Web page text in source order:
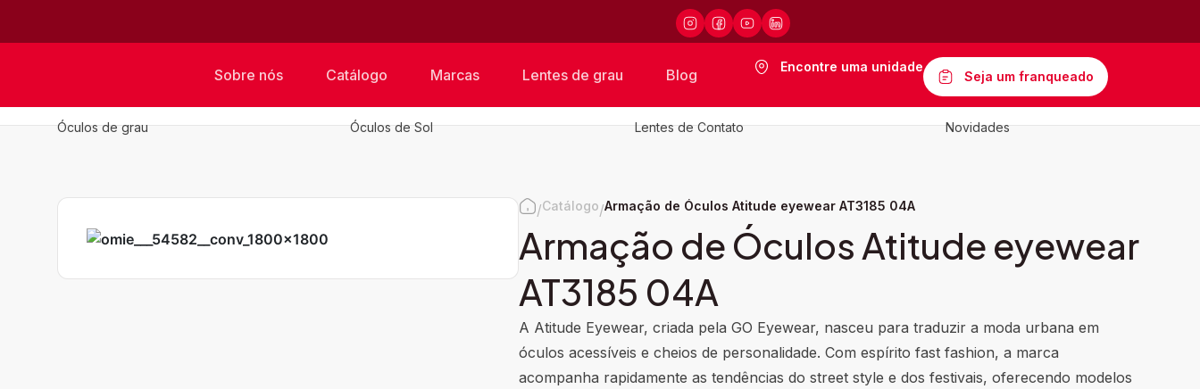
Sobre nós Catálogo Marcas Lentes de grau Blog Encontre uma unidade
Seja um franqueado
Óculos de grau Óculos de Sol Lentes de Contato Novidades
/Catálogo/Armação de Óculos Atitude eyewear AT3185 04A
Armação de Óculos Atitude eyewear
AT3185 04A
A Atitude Eyewear, criada pela GO Eyewear, nasceu para traduzir a moda urbana em
óculos acessíveis e cheios de personalidade. Com espírito fast fashion, a marca
acompanha rapidamente as tendências do street style e dos festivais, oferecendo modelos